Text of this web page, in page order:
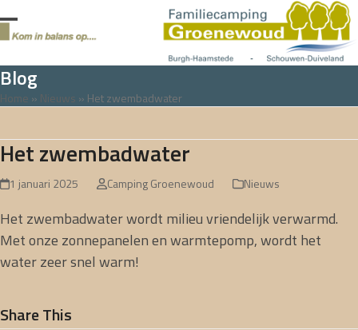
Open
mobile
menu
Close
mobile
menu
Blog
Home » Nieuws » Het zwembadwater
Het zwembadwater
1 januari 2025 Camping Groenewoud Nieuws
Het zwembadwater wordt milieu vriendelijk verwarmd.
Met onze zonnepanelen en warmtepomp, wordt het
water zeer snel warm!
Share This